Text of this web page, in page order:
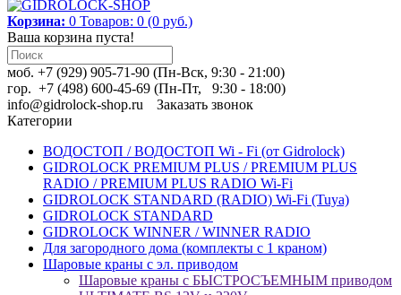
Корзина: 0 Товаров: 0 (0 руб.)
Ваша корзина пуста!
моб. +7 (929) 905-71-90 (Пн-Вск, 9:30 - 21:00)
гор. +7 (498) 600-45-69 (Пн-Пт, 9:30 - 18:00)
info@gidrolock-shop.ru
Заказать звонок
Категории
ВОДОСТОП / ВОДОСТОП Wi - Fi (от Gidrolock)
GIDROLOCK PREMIUM PLUS / PREMIUM PLUS
RADIO / PREMIUM PLUS RADIO Wi-Fi
GIDROLOCK STANDARD (RADIO) Wi-Fi (Tuya)
GIDROLOCK STANDARD
GIDROLOCK WINNER / WINNER RADIO
Для загородного дома (комплекты с 1 краном)
Шаровые краны с эл. приводом
Шаровые краны с БЫСТРОСЪЕМНЫМ приводом